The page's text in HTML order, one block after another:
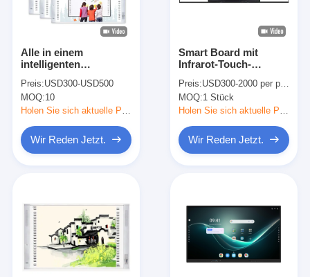
VR Show
Fabrik Tour
Qualitätskontrolle
Kontakt
Blog
Wir Reden Jetzt.
Alle in einem
intelligenten
multi Punkt-ultra
dünnen Rahmen
Whiteboard für
Preis:USD300-USD500
MOQ:10
Holen Sie sich aktuelle Preis
Wir Reden Jetzt.
Smart Board mit
Infrarot-Touch-
Aufzeichnungsfunktion
für interaktives
Mehrpunkteschild im
Preis:USD300-2000 per piece
MOQ:1 Stück
Holen Sie sich aktuelle Preis
Wir Reden Jetzt.